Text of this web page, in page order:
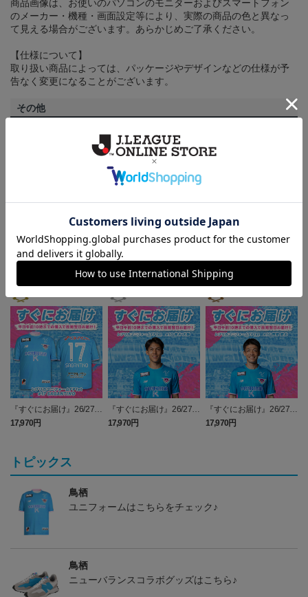
商品画像は、お使いのパソコンのモニターおよびスマートフォン
のメーカー・機種・画面設定等により、実際の商品の色と異なっ
て見える場合がございます。あらかじめご了承ください。
【仕様について】
取り扱い商品によっては、パッケージやデザインなどの仕様が予
告なく変更になることがございます。
その他
ギフト対応について
ランキング
『すぐにお届け』26/27レ
プリカユニフォームFP1st
No.17 SAGANTINO
17,970円
『すぐにお届け』26/27レ
プリカユニフォームFP1st
No.10 鈴木 大馳
17,970円
『すぐにお届け』26/27レ
プリカユニフォームFP1st
No.16 西澤 健太
17,970円
トピックス
鳥栖
ユニフォームはこちらをチェック♪
鳥栖
ニューバランスコラボグッズはこちら♪